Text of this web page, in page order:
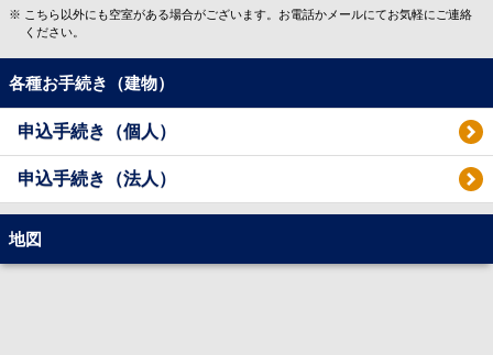
こちら以外にも空室がある場合がございます。お電話かメールにてお気軽にご連絡
ください。
各種お手続き（建物）
申込手続き（個人）
申込手続き（法人）
地図